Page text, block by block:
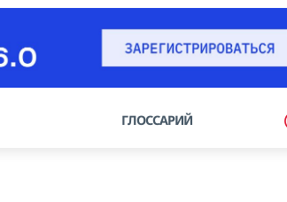
ГЛОССАРИЙ